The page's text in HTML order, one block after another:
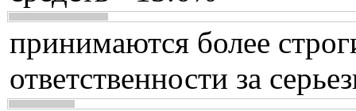
принимаются более
ответственности за